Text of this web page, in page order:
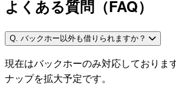
よくある質問（FAQ）
Q. バックホー以外も借りられますか？
現在はバックホーのみ対応しておりま
ナップを拡大予定です。